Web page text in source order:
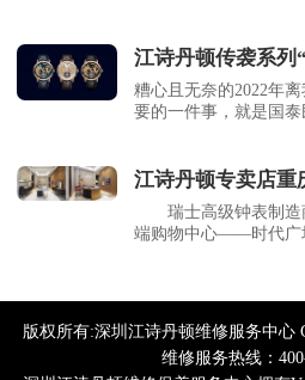
江诗丹顿传袭系列
糟心且无奈的2022年
要的一件事，就是国泰
江诗丹顿专卖店重
瑞士高级钟表制造
端购物中心——时代广
版权所有:深圳江诗丹顿维修服务中心
维修服务热线：